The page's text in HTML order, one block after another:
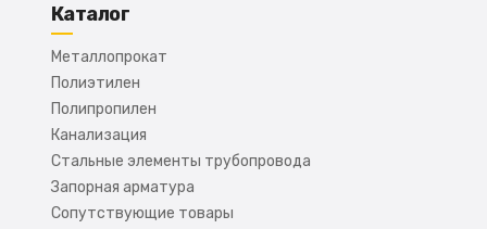
Каталог
Металлопрокат
Полиэтилен
Полипропилен
Канализация
Стальные элементы трубопровода
Запорная арматура
Сопутствующие товары